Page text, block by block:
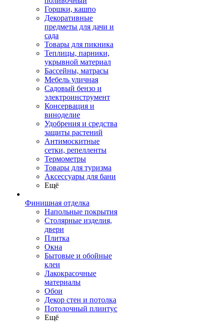
Горшки, кашпо
Декоративные
предметы для дачи и
сада
Товары для пикника
Теплицы, парники,
укрывной материал
Бассейны, матрасы
Мебель уличная
Садовый бензо и
электроинструмент
Консервация и
виноделие
Удобрения и средства
защиты растений
Антимоскитные
сетки, репелленты
Термометры
Товары для туризма
Аксессуары для бани
Ещё
Финишная отделка
Напольные покрытия
Столярные изделия,
двери
Плитка
Окна
Бытовые и обойные
клеи
Лакокрасочные
материалы
Обои
Декор стен и потолка
Потолочный плинтус
Ещё